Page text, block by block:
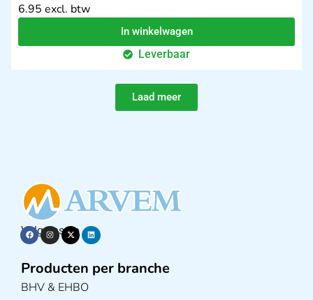
6.95 excl. btw
In winkelwagen
Leverbaar
Laad meer
Volg ons op
Producten per branche
BHV & EHBO